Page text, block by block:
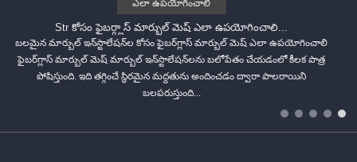
Str కోసం ఫైబర్గ్లాస్ మార్బుల్ మెష్ ఎలా ఉపయోగించాలి...
బలమైన మార్బుల్ ఇన్‌స్టాలేషన్‌ల కోసం ఫైబర్‌గ్లాస్ మార్బుల్ మెష్ ఎలా ఉపయోగించాలి
ఫైబర్‌గ్లాస్ మార్బుల్ మెష్ మార్బుల్ ఇన్‌స్టాలేషన్‌లను బలోపేతం చేయడంలో కీలక పాత్ర
పోషిస్తుంది. ఇది తగ్గించే స్థిరమైన మద్దతును అందించడం ద్వారా పాలరాయిని
బలపరుస్తుంది...